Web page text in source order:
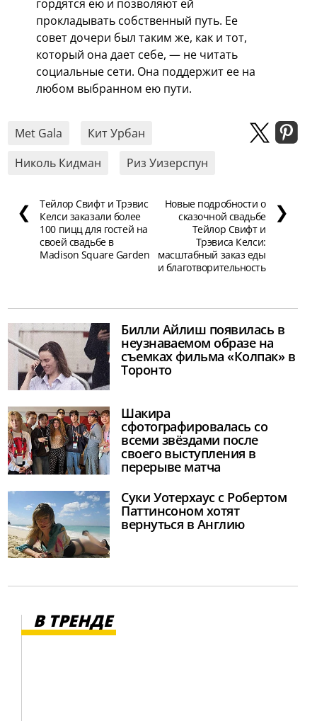
гордятся ею и позволяют ей
прокладывать собственный путь. Ее
совет дочери был таким же, как и тот,
который она дает себе, — не читать
социальные сети. Она поддержит ее на
любом выбранном ею пути.
Met Gala
Кит Урбан
Николь Кидман
Риз Уизерспун
❮
Тейлор Свифт и Трэвис
Келси заказали более
100 пицц для гостей на
своей свадьбе в
Madison Square Garden
Новые подробности о
сказочной свадьбе
Тейлор Свифт и
Трэвиса Келси:
масштабный заказ еды
и благотворительность
❯
Билли Айлиш появилась в
неузнаваемом образе на
съемках фильма «Колпак» в
Торонто
Шакира
сфотографировалась со
всеми звёздами после
своего выступления в
перерыве матча
Суки Уотерхаус с Робертом
Паттинсоном хотят
вернуться в Англию
В ТРЕНДЕ